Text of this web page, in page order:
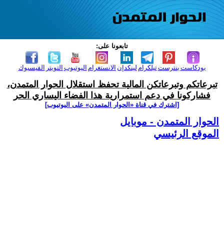
تابعونا على:
الفيسبوك التويتر اليوتيوب الانستغرام لينكدإن تيلكرامبنترست بودكاست
تبرعاتكم وتبرعاتكن المالية تحفظ استقلال الحوار المتمدن،
فشاركونا في دعم استمرارية هذا الفضاء اليساري الحر
[اشترك في قناة ‫«الحوار المتمدن» على اليوتيوب]
الحوار المتمدن - موبايل
الموقع الرئيسي